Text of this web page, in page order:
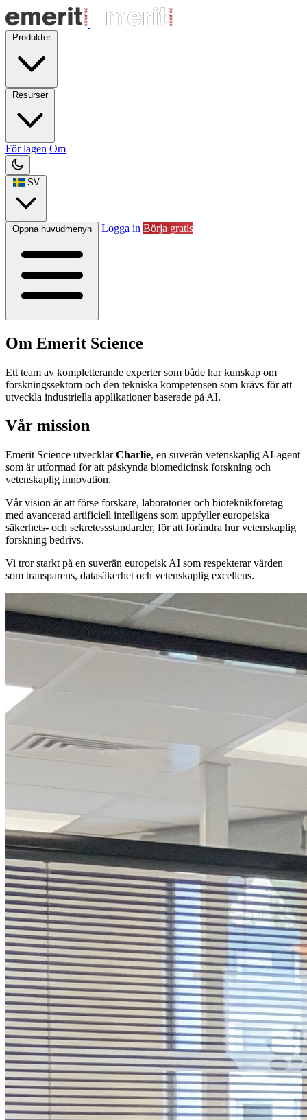
Produkter
Resurser
För lagen Om
SV
Öppna huvudmenyn Logga in Börja gratis
Om Emerit Science
Ett team av kompletterande experter som både har kunskap om
forskningssektorn och den tekniska kompetensen som krävs för att
utveckla industriella applikationer baserade på AI.
Vår mission
Emerit Science utvecklarCharlie, en suverän vetenskaplig AI-agent
som är utformad för att påskynda biomedicinsk forskning och
vetenskaplig innovation.
Vår vision är att förse forskare, laboratorier och bioteknikföretag
med avancerad artificiell intelligens som uppfyller europeiska
säkerhets- och sekretessstandarder, för att förändra hur vetenskaplig
forskning bedrivs.
Vi tror starkt på en suverän europeisk AI som respekterar värden
som transparens, datasäkerhet och vetenskaplig excellens.